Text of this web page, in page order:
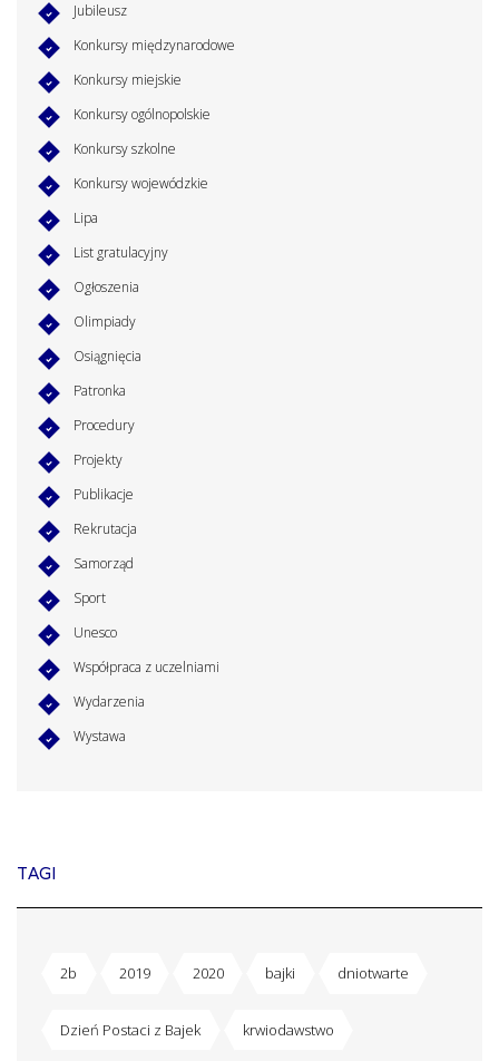
Jubileusz
Konkursy międzynarodowe
Konkursy miejskie
Konkursy ogólnopolskie
Konkursy szkolne
Konkursy wojewódzkie
Lipa
List gratulacyjny
Ogłoszenia
Olimpiady
Osiągnięcia
Patronka
Procedury
Projekty
Publikacje
Rekrutacja
Samorząd
Sport
Unesco
Współpraca z uczelniami
Wydarzenia
Wystawa
TAGI
2b 2019 2020 bajki dniotwarte
Dzień Postaci z Bajek krwiodawstwo